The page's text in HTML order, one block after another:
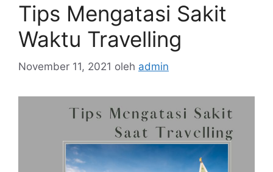
Tips Mengatasi Sakit
Waktu Travelling
November 11, 2021 oleh admin